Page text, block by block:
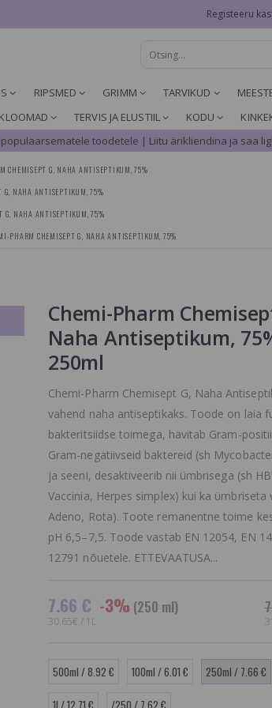
Registeeru
RIPSMED GRIMM TARVIKUD
TERVIS JA ELUSTIIL KODU
toodetele | Liitu ärikliendina ja saa
CHEMISEPT G, NAHA ANTISEPTIKUM, 75%
G, NAHA ANTISEPTIKUM, 75%
G, NAHA ANTISEPTIKUM, 75%
PHARM CHEMISEPT G, NAHA ANTISEPTIKUM, 75%
Chemi-Pharm
Naha Antiseptikum,
250ml
Chemi-Pharm Chemisept G, Naha
vahend naha antiseptikaks. Toode on laia
bakteritsiidse toimega, hävitab Gram-
Gram-negatiivseid baktereid (sh
ja seeni, desaktiveerib nii ümbrisega (sh
Vaccinia, Herpes simplex) kui ka ümbriseta
Adeno, Rota). Toote remanentne toime
pH 6,5–7,5. Toode vastab EN 12054, EN
12791 nõuetele. ETTEVAATUSA...
7.66 € -3% (250 ml)
30.65€ / 1L
500ml / 8.92 € 100ml / 6.01 € 250ml / 7.66 €
1l / 12.71 € /250 / 7.62 €